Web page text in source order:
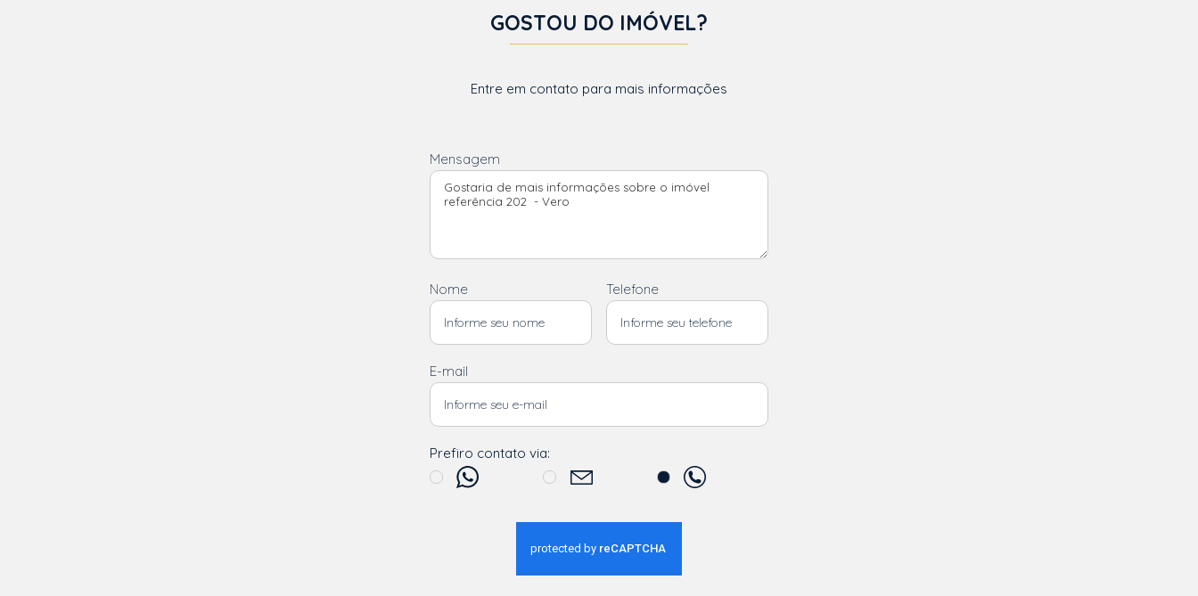
GOSTOU DO IMÓVEL?
Entre em contato para mais informações
Mensagem
Nome Telefone
E-mail
Prefiro contato via: